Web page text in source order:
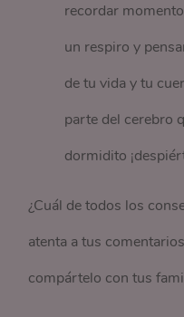
recordar
un respiro y
de tu vida y tu
parte del cerebro
dormidito
¿Cuál de todos los
atenta a tus
compártelo con tus